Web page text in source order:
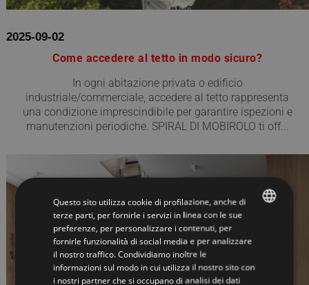
2025-09-02
Come accedere al tetto in modo sicuro?
In ogni abitazione privata o edificio
industriale/commerciale, accedere al tetto rappresenta
una condizione imprescindibile per garantire ispezioni e
manutenzioni periodiche. SPIRAL DI MOBIROLO ti off...
Questo sito utilizza cookie di profilazione, anche di
terze parti, per fornirle i servizi in linea con le sue
preferenze, per personalizzare i contenuti, per
fornirle funzionalità di social media e per analizzare
il nostro traffico. Condividiamo inoltre le
informazioni sul modo in cui utilizza il nostro sito con
i nostri partner che si occupano di analisi dei dati